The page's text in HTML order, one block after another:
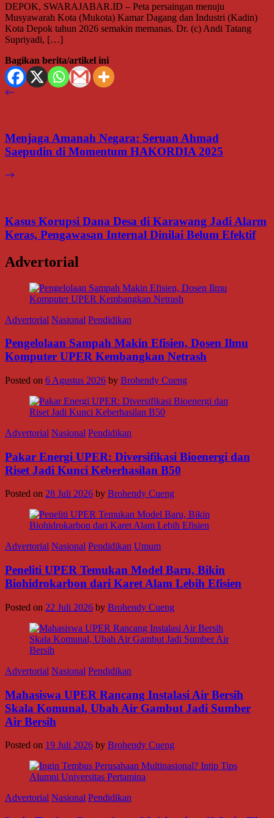
DEPOK, SWARAJABAR.ID – Peta persaingan menuju
Musyawarah Kota (Mukota) Kamar Dagang dan Industri (Kadin)
Kota Depok tahun 2026 semakin memanas. Dr. (c) Andi Tatang
Supriyadi, […]
Bagikan berita/artikel ini
Menjaga Amanah Negara: Seruan Ahmad
Saepudin di Momentum HAKORDIA 2025
Kasus Korupsi Dana Desa di Karawang Jadi Alarm
Keras, Pengawasan Internal Dinilai Belum Efektif
Advertorial
Advertorial Nasional Pendidikan
Pengelolaan Sampah Makin Efisien, Dosen Ilmu
Komputer UPER Kembangkan Netrash
Posted on 6 Agustus 2026 by Brohendy Cueng
Advertorial Nasional Pendidikan
Pakar Energi UPER: Diversifikasi Bioenergi dan
Riset Jadi Kunci Keberhasilan B50
Posted on 28 Juli 2026 by Brohendy Cueng
Advertorial Nasional Pendidikan Umum
Peneliti UPER Temukan Model Baru, Bikin
Biohidrokarbon dari Karet Alam Lebih Efisien
Posted on 22 Juli 2026 by Brohendy Cueng
Advertorial Nasional Pendidikan
Mahasiswa UPER Rancang Instalasi Air Bersih
Skala Komunal, Ubah Air Gambut Jadi Sumber
Air Bersih
Posted on 19 Juli 2026 by Brohendy Cueng
Advertorial Nasional Pendidikan